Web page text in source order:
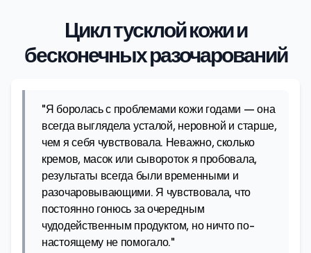
Цикл тусклой кожи и
бесконечных разочарований
"Я боролась с проблемами кожи годами — она
всегда выглядела усталой, неровной и старше,
чем я себя чувствовала. Неважно, сколько
кремов, масок или сывороток я пробовала,
результаты всегда были временными и
разочаровывающими. Я чувствовала, что
постоянно гонюсь за очередным
чудодейственным продуктом, но ничто по-
настоящему не помогало."